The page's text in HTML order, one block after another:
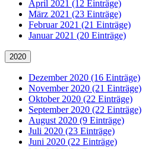
April 2021 (12 Einträge)
März 2021 (23 Einträge)
Februar 2021 (21 Einträge)
Januar 2021 (20 Einträge)
2020
Dezember 2020 (16 Einträge)
November 2020 (21 Einträge)
Oktober 2020 (22 Einträge)
September 2020 (22 Einträge)
August 2020 (9 Einträge)
Juli 2020 (23 Einträge)
Juni 2020 (22 Einträge)